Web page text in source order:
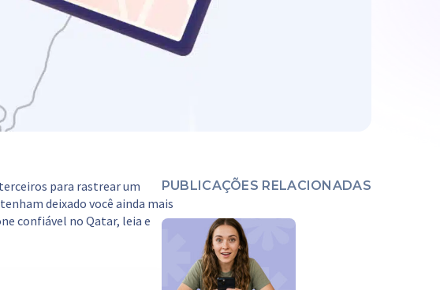
para rastrear um
deixado você ainda mais
confiável no Qatar, leia e
PUBLICAÇÕES RELACIONADAS